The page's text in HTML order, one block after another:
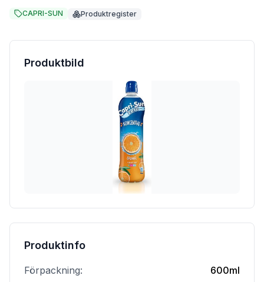
CAPRI-SUN Produktregister
Produktbild
Produktinfo
Förpackning:
600ml